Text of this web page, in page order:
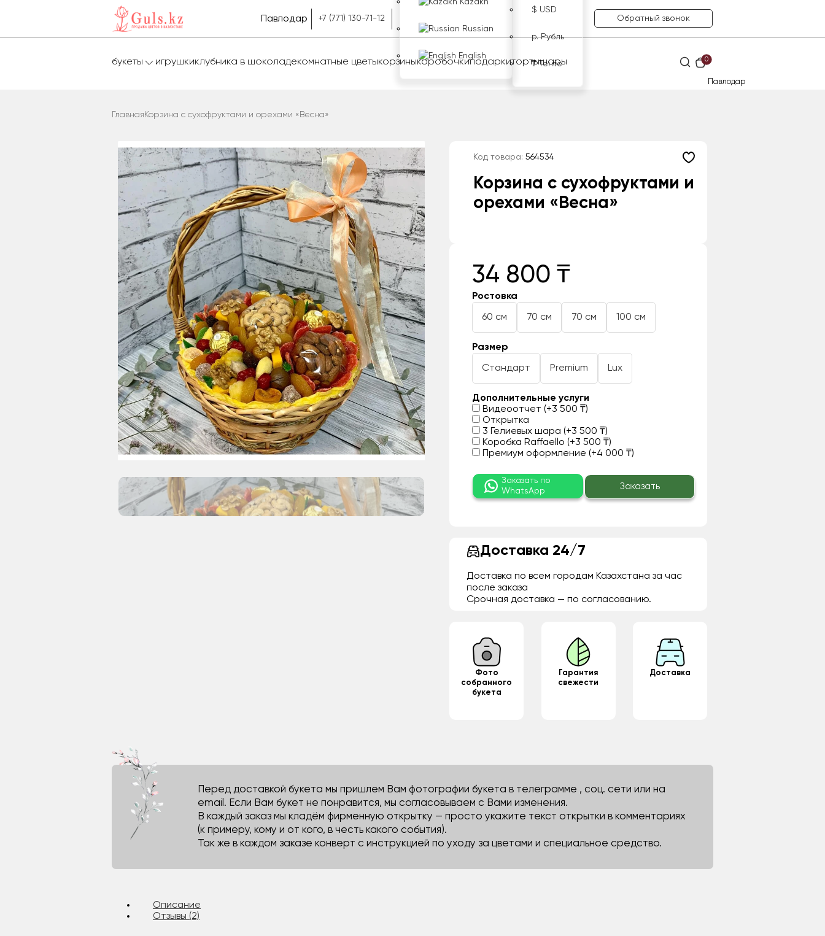
Павлодар +7 (771) 130-71-12
Kazakh
Russian
English
$ USD
р. Рубль
₸ Тенге
Обратный звонок
букеты игрушкиклубника в шоколадекомнатные цветыкорзиныкоробочкиподаркитортышары 0
Павлодар
Главная Корзина с сухофруктами и орехами «Весна»
Код товара: 564534
Корзина с сухофруктами и
орехами «Весна»
34 800 ₸
Ростовка
60 см 70 см 70 см 100 см
Размер
Стандарт Premium Lux
Дополнительные услуги
Видеоотчет (+3 500 ₸)
Открытка
3 Гелиевых шара (+3 500 ₸)
Коробка Raffaello (+3 500 ₸)
Премиум оформление (+4 000 ₸)
Заказать по
WhatsApp
Заказать
Доставка 24/7
Доставка по всем городам Казахстана за час
после заказа
Срочная доставка — по согласованию.
Фото
собранного
букета
Гарантия
свежести
Доставка
Перед доставкой букета мы пришлем Вам фотографии букета в телеграмме , соц. сети или на
email. Если Вам букет не понравится, мы согласовываем с Вами изменения.
В каждый заказ мы кладём фирменную открытку — просто укажите текст открытки в комментариях
(к примеру, кому и от кого, в честь какого события).
Так же в каждом заказе конверт с инструкцией по уходу за цветами и специальное средство.
Описание
Отзывы (2)